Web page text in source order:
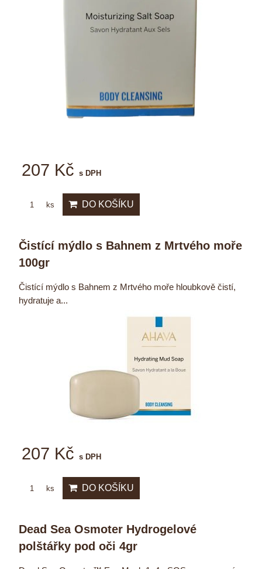
207 Kč s DPH
ks DO KOŠÍKU
Čistící mýdlo s Bahnem z Mrtvého moře
100gr
Čistící mýdlo s Bahnem z Mrtvého moře hloubkově čistí,
hydratuje a...
207 Kč s DPH
ks DO KOŠÍKU
Dead Sea Osmoter Hydrogelové
polštářky pod oči 4gr